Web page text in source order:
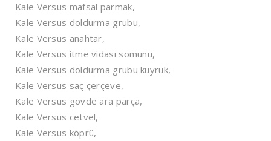
Kale Versus mafsal parmak,
Kale Versus doldurma grubu,
Kale Versus anahtar,
Kale Versus itme vidası somunu,
Kale Versus doldurma grubu kuyruk,
Kale Versus saç çerçeve,
Kale Versus gövde ara parça,
Kale Versus cetvel,
Kale Versus köprü,